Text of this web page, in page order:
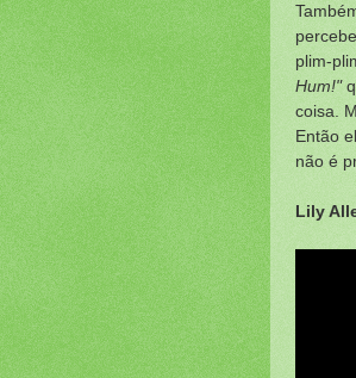
plim-
Hum!"
coisa.
Então
não é
Lily